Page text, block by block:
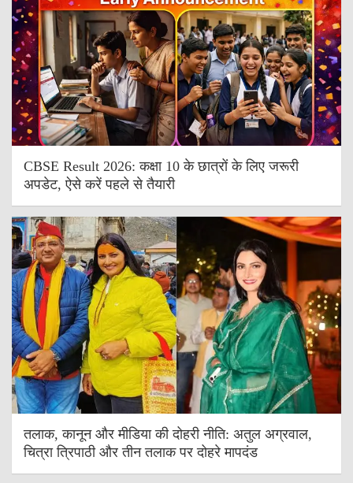
CBSE Result 2026: कक्षा 10 के छात्रों के लिए जरूरी
अपडेट, ऐसे करें पहले से तैयारी
तलाक, कानून और मीडिया की दोहरी नीति: अतुल अग्रवाल,
चित्रा त्रिपाठी और तीन तलाक पर दोहरे मापदंड